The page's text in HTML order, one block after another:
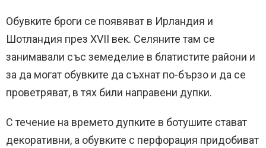
Обувките броги се появяват в Ирландия и
Шотландия през XVII век. Селяните там се
занимавали със земеделие в блатистите райони и
за да могат обувките да съхнат по-бързо и да се
проветряват, в тях били направени дупки.
С течение на времето дупките в ботушите стават
декоративни, а обувките с перфорация придобиват